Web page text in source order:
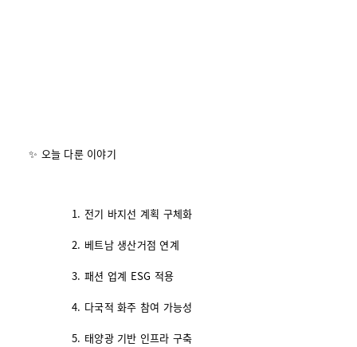
✨ 오늘 다룬 이야기
전기 바지선 계획 구체화
베트남 생산거점 연계
패션 업계 ESG 적용
다국적 화주 참여 가능성
태양광 기반 인프라 구축